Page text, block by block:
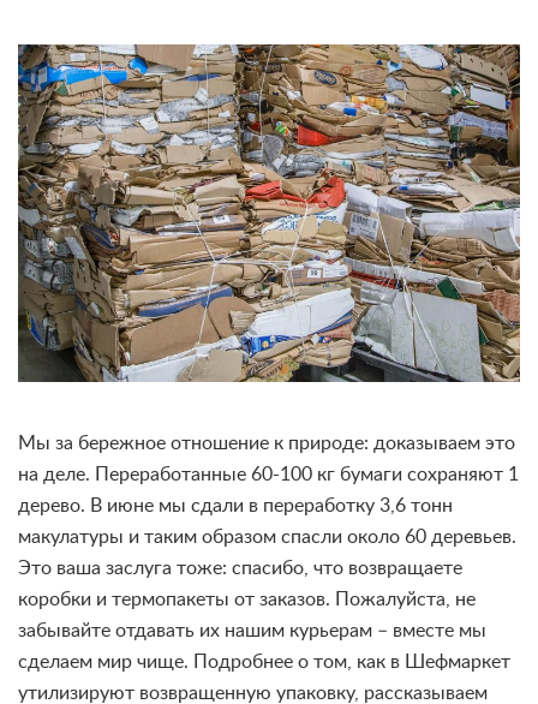
Мы за бережное отношение к природе: доказываем это
на деле. Переработанные 60-100 кг бумаги сохраняют 1
дерево. В июне мы сдали в переработку 3,6 тонн
макулатуры и таким образом спасли около 60 деревьев.
Это ваша заслуга тоже: спасибо, что возвращаете
коробки и термопакеты от заказов. Пожалуйста, не
забывайте отдавать их нашим курьерам – вместе мы
сделаем мир чище. Подробнее о том, как в Шефмаркет
утилизируют возвращенную упаковку, рассказываем